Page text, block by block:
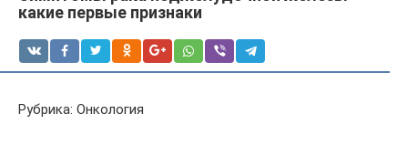
какие первые признаки
Рубрика: Онкология